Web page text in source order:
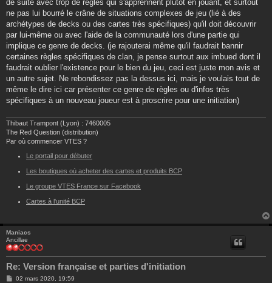
de suite avec trop de règles qui s'apprennent plutôt en jouant, et surtout
ne pas lui bourré le crâne de situations complexes de jeu (lié à des
archétypes de decks ou des cartes très spécifiques) qu'il doit découvrir
par lui-même ou avec l'aide de la communauté lors d'une partie qui
implique ce genre de decks. (je rajouterai même qu'il faudrait bannir
certaines règles spécifiques de clan, je pense surtout aux imbued dont il
faudrait oublier l'existence pour le bien du jeu, ceci est juste mon avis et
un autre sujet. Ne rebondissez pas la dessus ici, mais je voulais tout de
même le dire ici car présenter ce genre de règles ou d'infos très
spécifiques à un nouveau joueur est à proscrire pour une initiation)
Thibaut Trampont (Lyon) : 7460005
The Red Question (distribution)
Par où commencer VTES ?
Le portail pour débuter
Les boutiques où acheter des cartes et produits BCP
Le groupe VTES France sur Facebook
Cartes à l'unité BCP
Maniacs
Ancillae
Re: Version française et parties d'initiation
M02 mars 2020, 19:59